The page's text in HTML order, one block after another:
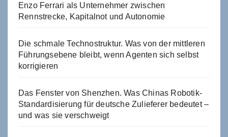
Enzo Ferrari als Unternehmer zwischen
Rennstrecke, Kapitalnot und Autonomie
Die schmale Technostruktur. Was von der mittleren
Führungsebene bleibt, wenn Agenten sich selbst
korrigieren
Das Fenster von Shenzhen. Was Chinas Robotik-
Standardisierung für deutsche Zulieferer bedeutet –
und was sie verschweigt